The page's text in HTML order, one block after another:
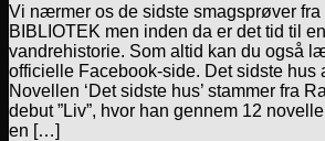
Vi nærmer os de sidste smagsprøver
BIBLIOTEK men inden da er det tid til
vandrehistorie. Som altid kan du også
officielle Facebook-side. Det sidste hus
Novellen ‘Det sidste hus’ stammer fra
debut ”Liv”, hvor han gennem 12
en […]